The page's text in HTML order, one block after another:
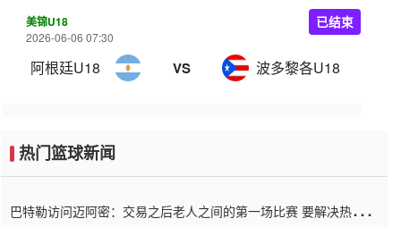
美锦U18
2026-06-06 07:30
阿根廷U18 VS 波多黎各U18
已结束
热门篮球新闻
巴特勒访问迈阿密：交易之后老人之间的第一场比赛 要解决热情的